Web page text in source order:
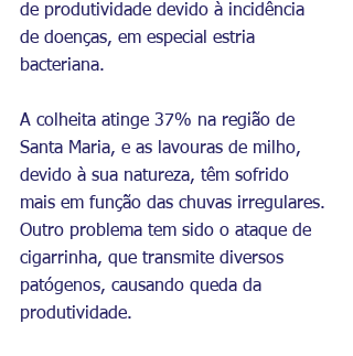
de produtividade devido à incidência
de doenças, em especial estria
bacteriana.
A colheita atinge 37% na região de
Santa Maria, e as lavouras de milho,
devido à sua natureza, têm sofrido
mais em função das chuvas irregulares.
Outro problema tem sido o ataque de
cigarrinha, que transmite diversos
patógenos, causando queda da
produtividade.